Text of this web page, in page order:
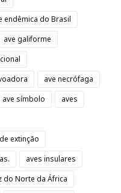
endêmica do Brasil
ave galiforme
ave necrófaga
ave símbolo
aves
extinção
aves insulares
do Norte da África